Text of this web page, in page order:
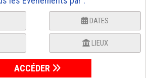
DATES
LIEUX
ACCÉDER